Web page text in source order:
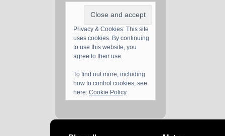
Privacy & Cookies: This site
uses cookies. By continuing
to use this website, you
agree to their use.
To find out more, including
how to control cookies, see
here: Cookie Policy